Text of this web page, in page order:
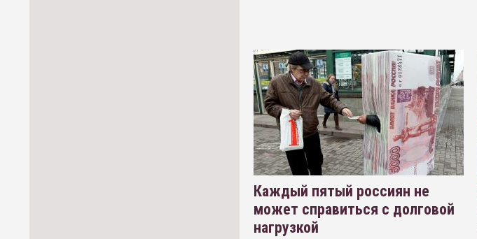
Каждый пятый россиян не
может справиться с долговой
нагрузкой